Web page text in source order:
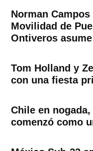
Norman
Movilidad de
Ontiveros
Tom Holland y
con una fiesta
Chile en
comenzó como